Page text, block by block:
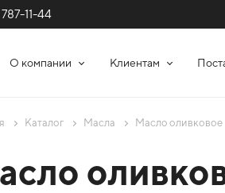
11-44
О компании Клиентам
Каталог Масла Масло оливковое